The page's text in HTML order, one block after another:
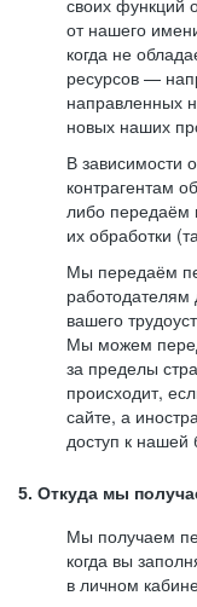
своих функций
от нашего
когда не
ресурсов —
направленных
новых наших
В зависимости
контрагентам
либо передаём
их обработки
Мы передаём
работодателям
вашего
Мы можем
за пределы
происходит,
сайте, а
доступ к нашей
5. Откуда мы
Мы получаем
когда вы
в личном